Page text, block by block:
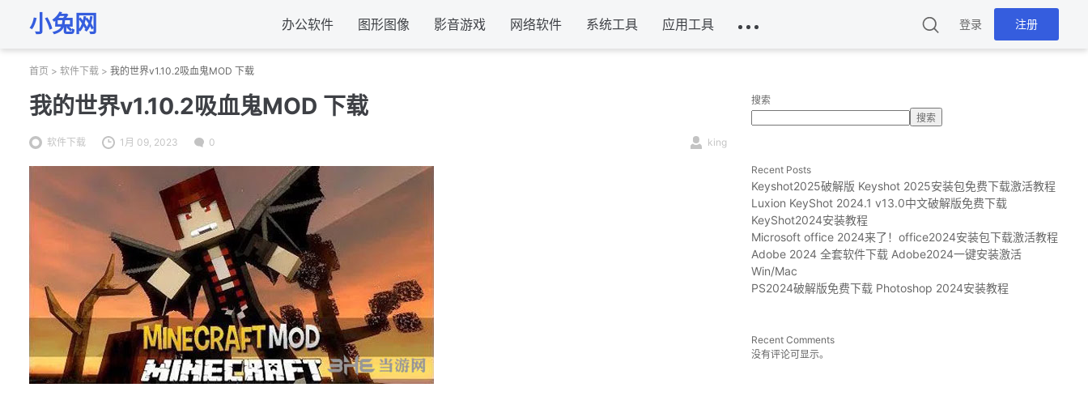
小兔网 办公软件 图形图像 影音游戏 网络软件 系统工具 应用工具 登录 注册
首页 > 软件下载 > 我的世界v1.10.2吸血鬼MOD 下载
我的世界v1.10.2吸血鬼MOD 下载
软件下载 1月 09, 2023 0 king
搜索
搜索
Recent Posts
Keyshot2025破解版 Keyshot 2025安装包免费下载激活教程
Luxion KeyShot 2024.1 v13.0中文破解版免费下载
KeyShot2024安装教程
Microsoft office 2024来了！office2024安装包下载激活教程
Adobe 2024 全套软件下载 Adobe2024一键安装激活
Win/Mac
PS2024破解版免费下载 Photoshop 2024安装教程
Recent Comments
没有评论可显示。